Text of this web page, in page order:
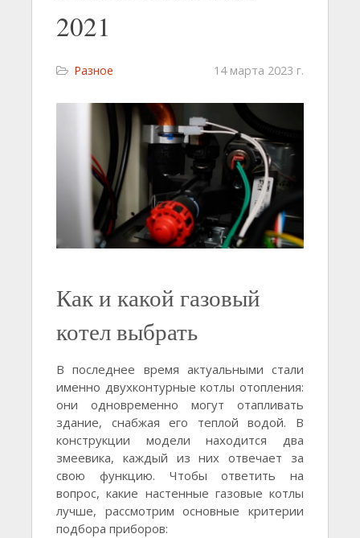
2021
Разное 14 марта 2023 г.
Как и какой газовый
котел выбрать
В последнее время актуальными стали
именно двухконтурные котлы отопления:
они одновременно могут отапливать
здание, снабжая его теплой водой. В
конструкции модели находится два
змеевика, каждый из них отвечает за
свою функцию. Чтобы ответить на
вопрос, какие настенные газовые котлы
лучше, рассмотрим основные критерии
подбора приборов: